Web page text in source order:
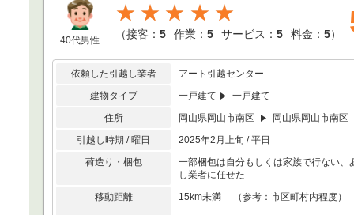
40代男性
★★★★★
（接客： 5 作業： 5 サービス： 5 料金： 5）
依頼した引越し業者
アート引越センター
建物タイプ
一戸建て
一戸建て
住所
岡山県岡山市南区
岡山県岡山市南区
引越し時期 / 曜日
2025年2月上旬 / 平日
荷造り・梱包
一部梱包は自分もしくは家族で行ない、
し業者に任せた
移動距離
15km未満 （参考：市区町村内程度）